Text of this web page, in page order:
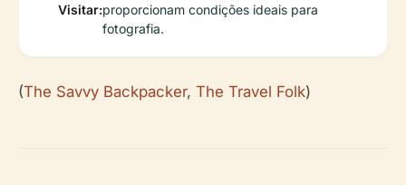
Visitar:proporcionam condições ideais para
fotografia.
(The Savvy Backpacker, The Travel Folk)